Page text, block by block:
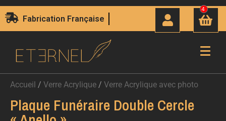
Fabrication Française
4
Accueil / Verre Acrylique / Verre Acrylique avec photo
Plaque Funéraire Double Cercle